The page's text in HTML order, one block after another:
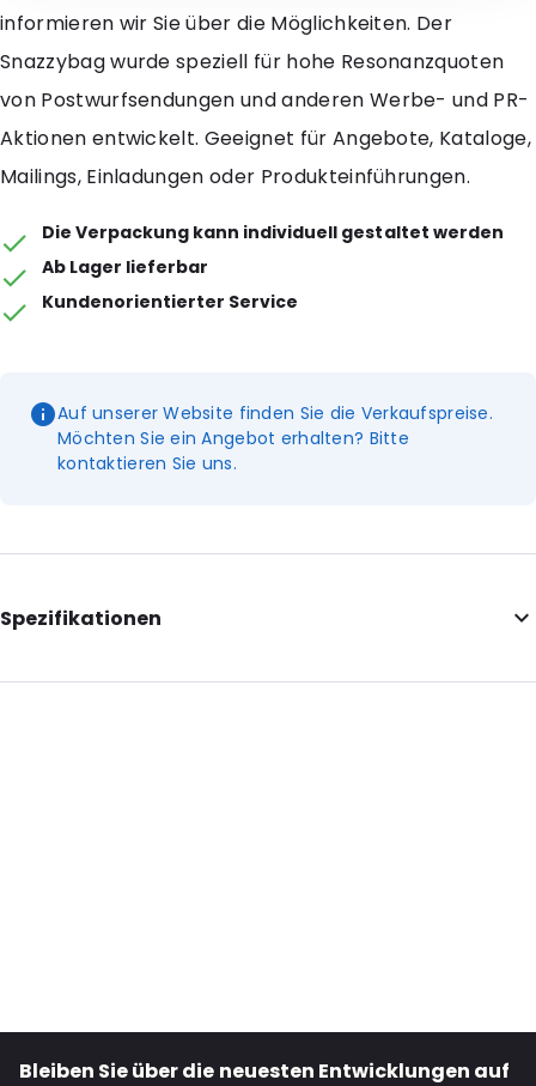
informieren wir Sie über die Möglichkeiten. Der
Snazzybag wurde speziell für hohe Resonanzquoten
von Postwurfsendungen und anderen Werbe- und PR-
Aktionen entwickelt. Geeignet für Angebote, Kataloge,
Mailings, Einladungen oder Produkteinführungen.
Die Verpackung kann individuell gestaltet werden
Ab Lager lieferbar
Kundenorientierter Service
Auf unserer Website finden Sie die Verkaufspreise.
Möchten Sie ein Angebot erhalten? Bitte
kontaktieren Sie uns.
Spezifikationen
Internal Length: 120
Bleiben Sie über die neuesten Entwicklungen auf